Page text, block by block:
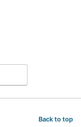
Back to top